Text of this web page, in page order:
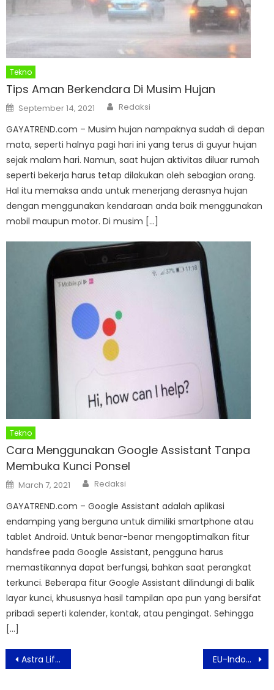
Tekno
Tips Aman Berkendara Di Musim Hujan
Posted
on
September 14, 2021 Author
Redaksi
GAYATREND.com – Musim hujan nampaknya sudah di depan
mata, seperti halnya pagi hari ini yang terus di guyur hujan
sejak malam hari. Namun, saat hujan aktivitas diluar rumah
seperti bekerja harus tetap dilakukan oleh sebagian orang.
Hal itu memaksa anda untuk menerjang derasnya hujan
dengan menggunakan kendaraan anda baik menggunakan
mobil maupun motor. Di musim […]
Tekno
Cara Menggunakan Google Assistant Tanpa
Membuka Kunci Ponsel
Posted
on
March 7, 2021 Author
Redaksi
GAYATREND.com – Google Assistant adalah aplikasi
endamping yang berguna untuk dimiliki smartphone atau
tablet Android. Untuk benar-benar mengoptimalkan fitur
handsfree pada Google Assistant, pengguna harus
memastikannya dapat berfungsi, bahkan saat perangkat
terkunci. Beberapa fitur Google Assistant dilindungi di balik
layar kunci, khususnya hasil tampilan apa pun yang bersifat
pribadi seperti kalender, kontak, atau pengingat. Sehingga
[…]
Post
navigation
Astra Life Luncurkan Asuransi Sandwich Generation EU-Indonesia CEPA Roadshow – Kalimantan Timur Bahas Potensi Perdagangan Dan Investasi